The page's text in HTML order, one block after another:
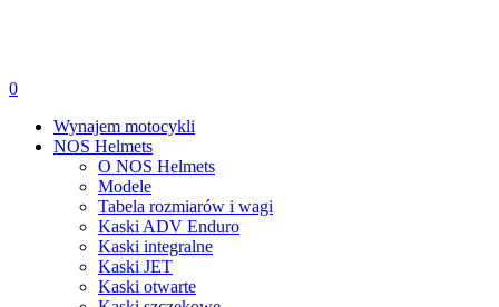
0
Wynajem motocykli
NOS Helmets
O NOS Helmets
Modele
Tabela rozmiarów i wagi
Kaski ADV Enduro
Kaski integralne
Kaski JET
Kaski otwarte